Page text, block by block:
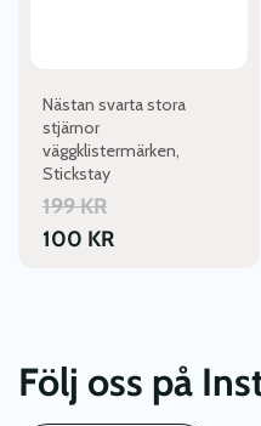
Nästan svarta stora
stjärnor
väggklistermärken,
Stickstay
199KR
100 KR
Följ oss på